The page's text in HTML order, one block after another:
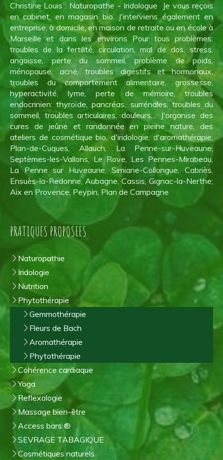
Christine Louis : Naturopathe - Iridologue Je vous reçois
en cabinet, en magasin bio. J'interviens également en
entreprise, à domicile, en maison de retraite ou en école à
Marseille et dans les environs Pour tous problèmes:
troubles de la fertilité, circulation, mal de dos, stress,
angoisse, perte du sommeil, problème de poids,
ménopause, acné, troubles digestifs et hormonaux,
troubles du comportement alimentaire, grossesse,
hyperactivité, lyme, perte de mémoire, troubles
endocrinien: thyroïde, pancréas, surrénales, troubles du
sommeil, troubles articulaires, douleurs,... J'organise des
cures de jeûne et randonnée en pleine nature, des
ateliers de cosmétique bio, d'iridologie, d'aromathérapie.
Plan-de-Cuques, Allauch, La Penne-sur-Huveaune,
Septèmes-les-Vallons, Le Rove, Les Pennes-Mirabeau,
La Penne sur Huveaune, Simiane-Collongue, Cabriès,
Ensuès-la-Redonne, Aubagne, Cassis, Gignac-la-Nerthe;
Aix en Provence, Peypin, Plan de Campagne
PRATIQUES PROPOSEES
Naturopathie
Iridologie
Nutrition
Phytothérapie
Gemmothérapie
Fleurs de Bach
Aromathérapie
Phytothérapie
Cohérence cardiaque
Yoga
Reflexologie
Massage bien-être
Access bars ®
SEVRAGE TABAGIQUE
Cosmétiques naturels